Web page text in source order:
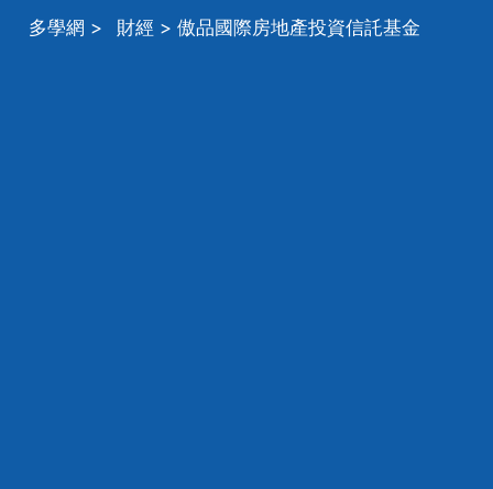
多學網 > 財經 > 傲品國際房地產投資信託基金